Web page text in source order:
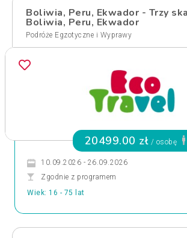
Boliwia, Peru, Ekwador - Trzy
Boliwia, Peru, Ekwador
Podróże Egzotyczne i Wyprawy
20499.00 zł / osobę
10.09.2026 - 26.09.2026
Zgodnie z programem
Wiek: 16 - 75 lat